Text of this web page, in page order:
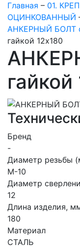
Главная – 01.
ОЦИНКОВАННЫЙ
АНКЕРНЫЙ БОЛТ
гайкой 12х180
гайкой
Бренд
-
Диаметр резьбы
М-10
Диаметр
12
Длина изделия,
180
Материал
СТАЛЬ